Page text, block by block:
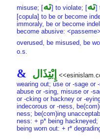
misuse; [ته] to violate; [ته]
[copula] to be or become
immoraly, be or become
become abusive:
overused, be misused, be
o.s.
& إِبْتِذَال
wearing out; use or -sage or
abuse or -sing, misuse or -
or -cking or hackney or -
indecorous or -ness,
ness; be(com)ing
ness: + p* being
being worn out: + r*